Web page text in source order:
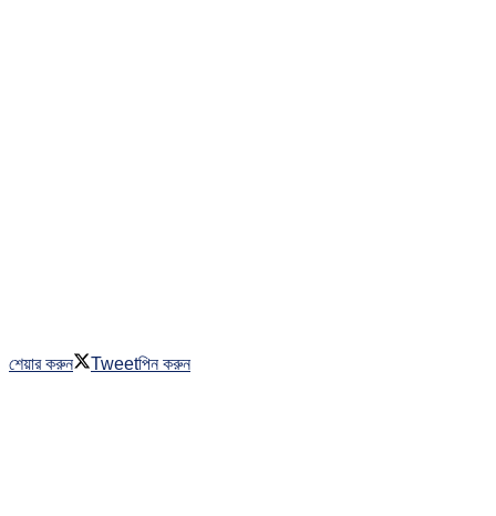
শেয়ার করুন Tweetপিন করুন